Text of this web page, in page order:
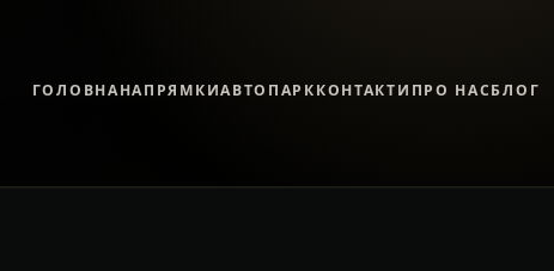
ГОЛОВНАНАПРЯМКИАВТОПАРККОНТАКТИ ПРО НАСБЛОГ